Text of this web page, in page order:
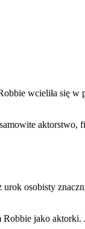
wcieliła się w
aktorstwo,
osobisty
jako aktorki.